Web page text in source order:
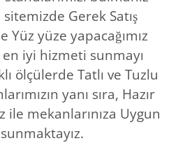
Gerek Satış
Yüz yüze yapacağımız
iyi hizmeti sunmayı
ölçülerde Tatlı ve Tuzlu
yanı sıra, Hazır
mekanlarınıza Uygun